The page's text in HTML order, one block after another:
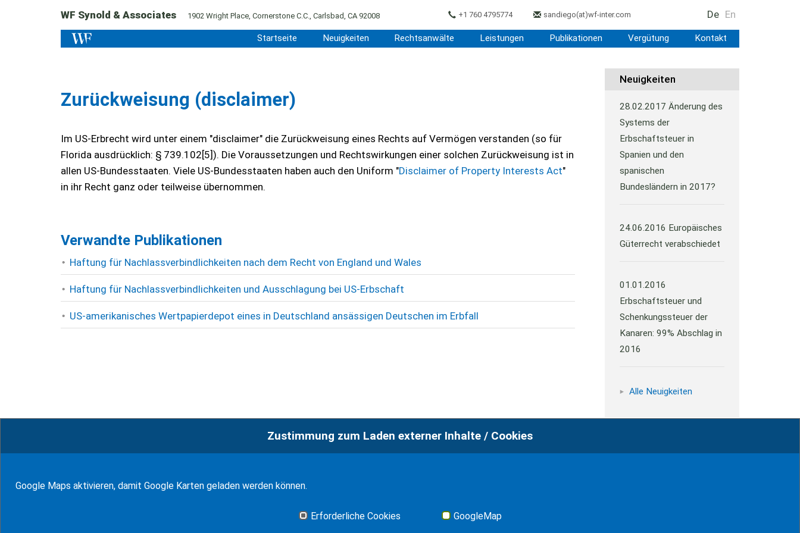
WF Synold & Associates 1902 Wright Place, Cornerstone C.C., Carlsbad, CA 92008 sandiego(at)wf-inter.com
+1 760 4795774 De En
Startseite Neuigkeiten Rechtsanwälte Leistungen Publikationen Vergütung Kontakt
Zurückweisung (disclaimer)
Im US-Erbrecht wird unter einem "disclaimer" die Zurückweisung eines Rechts auf Vermögen verstanden (so für
Florida ausdrücklich: § 739.102[5]). Die Voraussetzungen und Rechtswirkungen einer solchen Zurückweisung ist in
allen US-Bundesstaaten. Viele US-Bundesstaaten haben auch den Uniform "Disclaimer of Property Interests Act"
in ihr Recht ganz oder teilweise übernommen.
Verwandte Publikationen
Haftung für Nachlassverbindlichkeiten nach dem Recht von England und Wales
Haftung für Nachlassverbindlichkeiten und Ausschlagung bei US-Erbschaft
US-amerikanisches Wertpapierdepot eines in Deutschland ansässigen Deutschen im Erbfall
Neuigkeiten
28.02.2017Änderung des
Systems der
Erbschaftsteuer in
Spanien und den
spanischen
Bundesländern in 2017?
24.06.2016 Europäisches
Güterrecht verabschiedet
01.01.2016
Erbschaftsteuer und
Schenkungssteuer der
Kanaren: 99% Abschlag in
2016
Alle Neuigkeiten
© WF Synold & Associates 2026 Impressum Kontakt Datenschutz
Zustimmung zum Laden externer Inhalte / Cookies
Google Maps aktivieren, damit Google Karten geladen werden können.
Erforderliche Cookies GoogleMap